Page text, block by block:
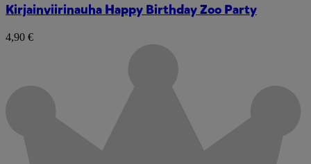
Kirjainviirinauha Happy Birthday Zoo Party
4,90 €